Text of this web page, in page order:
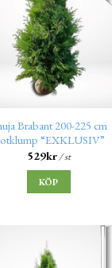
Brabant 200-225 cm
“EXKLUSIV”
529kr/ st
KÖP